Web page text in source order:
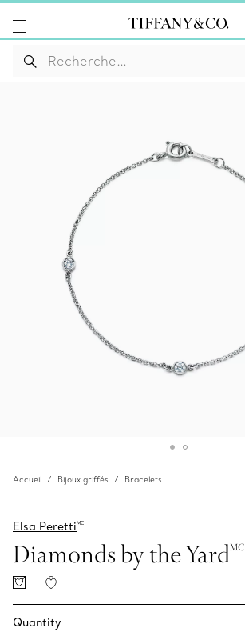
Accueil Bijoux griffés Bracelets
Elsa PerettiMC
Diamonds by the YardMC
Quantity